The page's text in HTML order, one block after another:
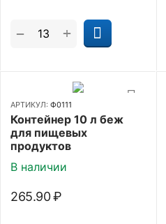
+
−
АРТИКУЛ: Ф0111
Контейнер 10 л беж
для пищевых
продуктов
В наличии
265.90₽